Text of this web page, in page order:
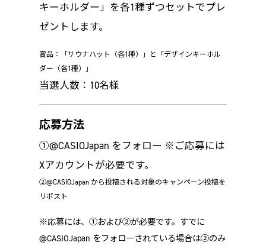
キーホルダー」を各1種ずつセットでプレ
ゼントします。
賞品：「サウナハット（各1種）」と「デザインキーホル
ダー（各1種）」
当選人数：10名様
応募方法
①@CASIOJapan をフォロー ※ご応募には
Xアカウントが必要です。
②@CASIOJapan から投稿される対象のキャンペーン投稿を
リポスト
※応募には、①および②が必要です。すでに
@CASIOJapan をフォローされている場合は②のみ